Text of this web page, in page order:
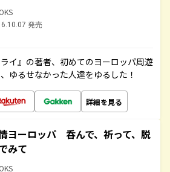
発売
イ』の著者、初めてのヨーロッパ周遊
ゆるせなかった人達をゆるした！
詳細を見る
ヨーロッパ 呑んで、祈って、脱
みて